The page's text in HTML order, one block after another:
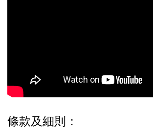
條款及細則：